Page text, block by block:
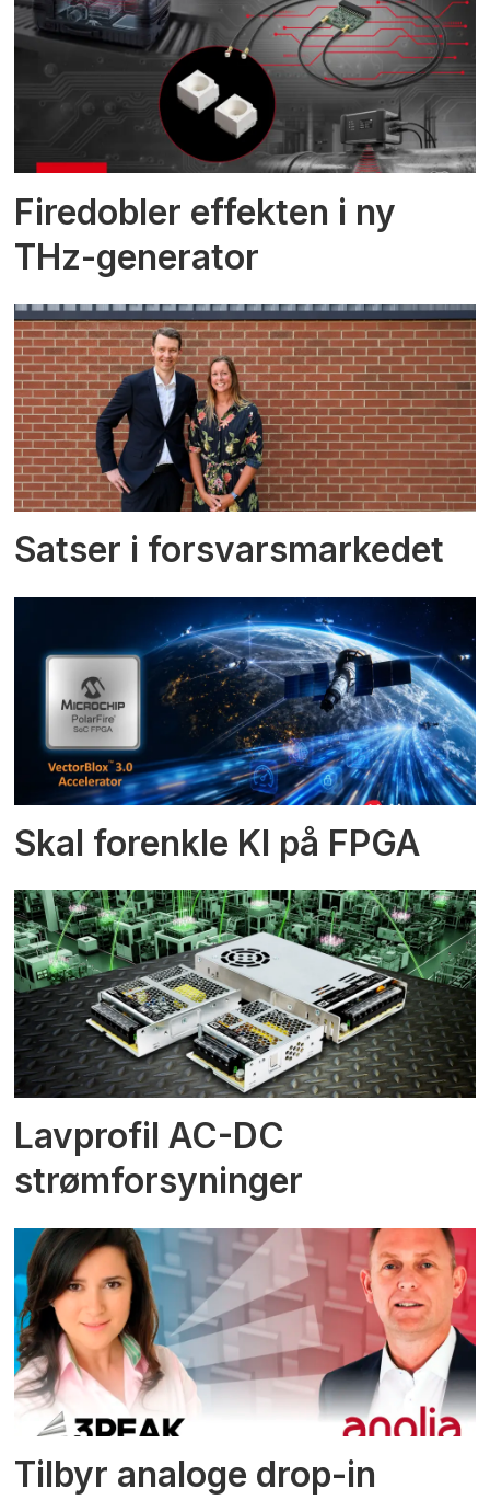
Firedobler effekten i ny
THz-generator
Satser i forsvarsmarkedet
Skal forenkle KI på FPGA
Lavprofil AC-DC
strømforsyninger
Tilbyr analoge drop-in